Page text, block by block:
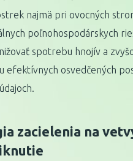
najmä pri ovocných
poľnohospodárskych
spotrebu hnojív a
efektívnych osvedčených
zacielenia na